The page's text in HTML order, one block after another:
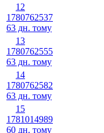
12
1780762537
63 дн. тому
13
1780762555
63 дн. тому
14
1780762582
63 дн. тому
15
1781014989
60 дн. тому